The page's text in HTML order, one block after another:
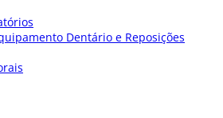
Dentário e Reposições